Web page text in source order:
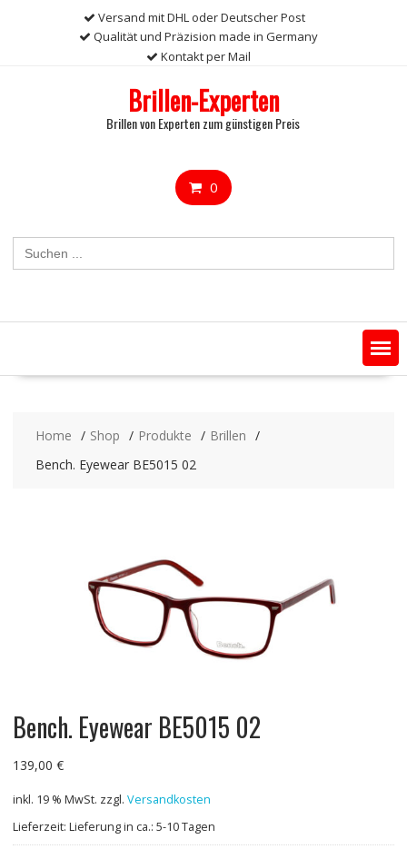
Versand mit DHL oder Deutscher Post
Qualität und Präzision made in Germany
Kontakt per Mail
Brillen-Experten
Brillen von Experten zum günstigen Preis
0
Search
for:
Home Shop Produkte
Brillen
Bench. Eyewear BE5015 02
Bench. Eyewear BE5015 02
139,00 €
inkl. 19 % MwSt. zzgl. Versandkosten
Lieferzeit: Lieferung in ca.: 5-10 Tagen